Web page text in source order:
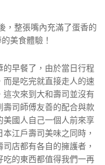
，整張嘴內充滿了蛋香的
美食體驗！
早餐了，由於當日行程
是吃完就直接走人的速
次來到大和壽司並沒有
司師傅友善的配合與款
國人自己一個人前來享
江戶壽司美味之同時，
店都有各自的擁護者，
的東西都值得我們一再